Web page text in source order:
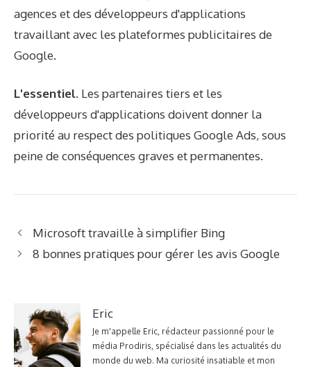
agences et des développeurs d'applications
travaillant avec les plateformes publicitaires de
Google.
L'essentiel. Les partenaires tiers et les
développeurs d'applications doivent donner la
priorité au respect des politiques Google Ads, sous
peine de conséquences graves et permanentes.
Microsoft travaille à simplifier Bing
8 bonnes pratiques pour gérer les avis Google
Eric
Je m'appelle Eric, rédacteur passionné pour le
média Prodiris, spécialisé dans les actualités du
monde du web. Ma curiosité insatiable et mon